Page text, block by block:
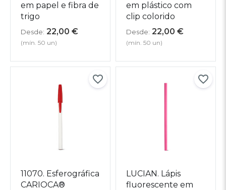
em papel e fibra de
trigo
Desde: 22,00 €
(mín. 50 un)
em plástico com
clip colorido
Desde: 22,00 €
(mín. 50 un)
11070. Esferográfica
CARIOCA®
LUCIAN. Lápis
fluorescente em